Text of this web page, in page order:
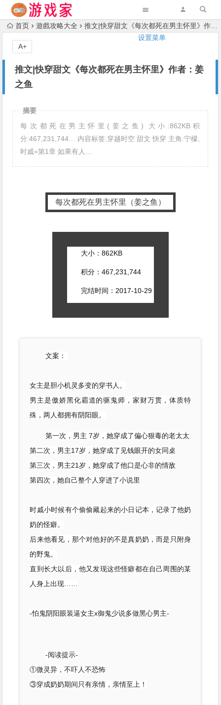
设置菜单
首页 遊戲攻略大全 推文|快穿甜文《每次都死在男主怀里》作者：姜之鱼
推文|快穿甜文《每次都死在男主怀里》作者：姜
之鱼
A+
摘要
每次都死在男主怀里(姜之鱼) 大小:862KB积
分:467,231,744… 内容标签:穿越时空 甜文 快穿 主角:宁檬,
时戚=第1章 如果有人…
每次都死在男主怀里（姜之鱼）
大小： 862KB
积分：467,231,744
完结时间：2017-10-29
文案：
女主是胆小机灵多变的穿书人。
男主是傲娇黑化霸道的驱鬼师，家财万贯，体质特
殊，两人都拥有阴阳眼。
第一次，男主 7岁，她穿成了偏心狠毒的老太太
第二次，男主17岁，她穿成了见钱眼开的女同桌
第三次，男主21岁，她穿成了他口是心非的情敌
第四次，她自己整个人穿进了小说里
时戚小时候有个偷偷藏起来的小日记本，记录了他奶
奶的怪癖。
后来他看见，那个对他好的不是真奶奶，而是只附身
的野鬼。
直到长大以后，他又发现这些怪癖都在自己周围的某
人身上出现……
-怕鬼阴阳眼装逼女主x御鬼少说多做黑心男主-
-阅读提示-
①微灵异，不吓人不恐怖
③穿成奶奶期间只有亲情，亲情至上！